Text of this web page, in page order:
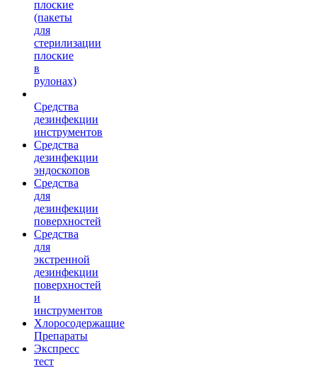
плоские
(пакеты
для
стерилизации
плоские
в
рулонах)
Средства
дезинфекции
инструментов
Средства
дезинфекции
эндоскопов
Средства
для
дезинфекции
поверхностей
Средства
для
экстренной
дезинфекции
поверхностей
и
инструментов
Хлоросодержащие
Препараты
Экспресс
тест